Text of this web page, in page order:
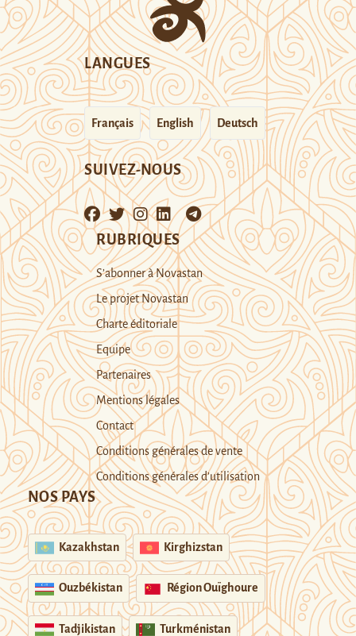
LANGUES
Français English Deutsch
SUIVEZ-NOUS
RUBRIQUES
S’abonner à Novastan
Le projet Novastan
Charte éditoriale
Equipe
Partenaires
Mentions légales
Contact
Conditions générales de vente
Conditions générales d’utilisation
NOS PAYS
Kazakhstan Kirghizstan
Ouzbékistan Région Ouïghoure
Tadjikistan Turkménistan